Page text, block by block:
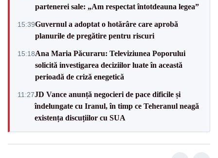
partenerei sale: „Am respectat întotdeauna legea”
15:39Guvernul a adoptat o hotărâre care aprobă
planurile de pregătire pentru riscuri
15:18Ana Maria Păcuraru: Televiziunea Poporului
solicită investigarea deciziilor luate în această
perioadă de criză enegetică
11:27JD Vance anunță negocieri de pace dificile și
îndelungate cu Iranul, în timp ce Teheranul neagă
existența discuțiilor cu SUA